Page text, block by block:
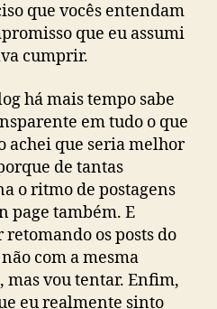
que vocês entendam
que eu assumi
cumprir.
há mais tempo sabe
em tudo o que
achei que seria melhor
de tantas
o ritmo de postagens
page também. E
os posts do
com a mesma
vou tentar. Enfim,
eu realmente sinto